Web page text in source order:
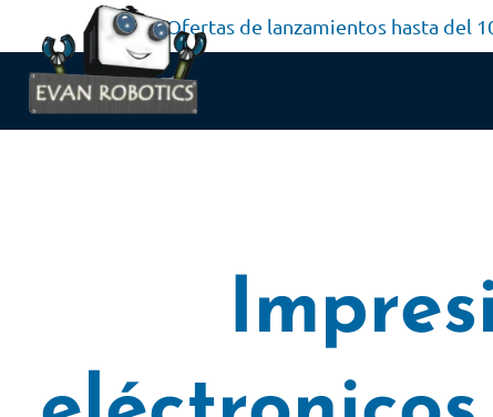
Ofertas de lanzamientos hasta del